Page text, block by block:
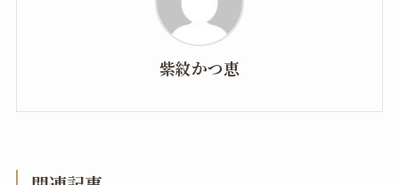
紫紋かつ恵